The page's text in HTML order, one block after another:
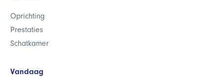
Oprichting
Prestaties
Schatkamer
Vandaag